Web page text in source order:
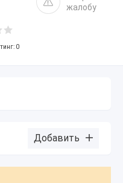
жалобу
0
Добавить